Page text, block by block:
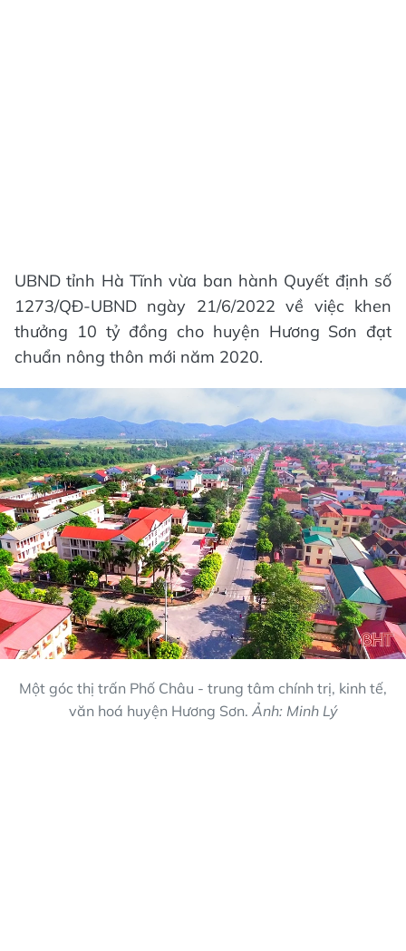
UBND tỉnh Hà Tĩnh vừa ban hành Quyết định số
1273/QĐ-UBND ngày 21/6/2022 về việc khen
thưởng 10 tỷ đồng cho huyện Hương Sơn đạt
chuẩn nông thôn mới năm 2020.
Một góc thị trấn Phố Châu - trung tâm chính trị, kinh tế,
văn hoá huyện Hương Sơn. Ảnh: Minh Lý